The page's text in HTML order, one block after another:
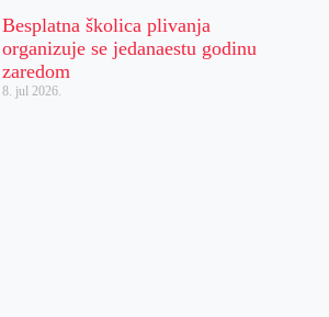
Besplatna školica plivanja
organizuje se jedanaestu godinu
zaredom
8. jul 2026.